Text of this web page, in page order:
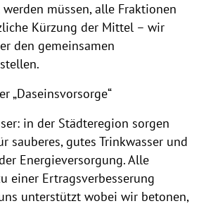
müssen, alle Fraktionen
Kürzung der Mittel – wir
den gemeinsamen
„Daseinsvorsorge“
in der Städteregion sorgen
sauberes, gutes Trinkwasser und
Energieversorgung. Alle
einer Ertragsverbesserung
unterstützt wobei wir betonen,